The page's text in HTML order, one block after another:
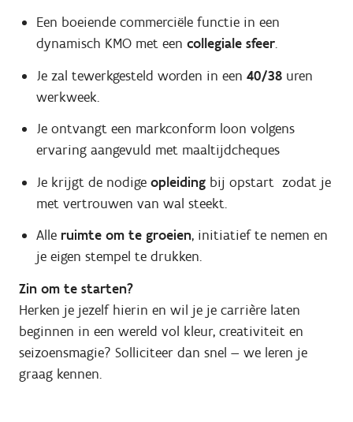
Een boeiende commerciële functie in een
dynamisch KMO met een collegiale sfeer.
Je zal tewerkgesteld worden in een 40/38uren
werkweek.
Je ontvangt een markconform loon volgens
ervaring aangevuld met maaltijdcheques
Je krijgt de nodige opleidingbij opstart zodat je
met vertrouwen van wal steekt.
Alle ruimte om te groeien, initiatief te nemen en
je eigen stempel te drukken.
Zin om te starten?
Herken je jezelf hierin en wil je je carrière laten
beginnen in een wereld vol kleur, creativiteit en
seizoensmagie? Solliciteer dan snel — we leren je
graag kennen.